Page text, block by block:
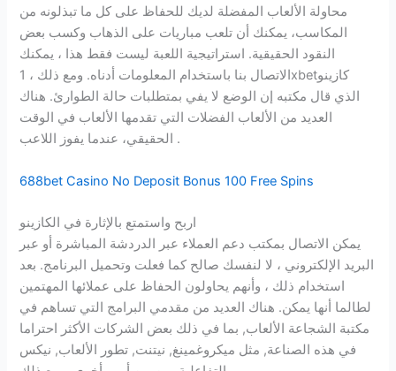
محاولة الألعاب المفضلة لديك للحفاظ على كل ما تبذلونه من
المكاسب، يمكنك أن تلعب مباريات على الذهاب وكسب بعض
النقود الحقيقية. استراتيجية اللعبة ليست فقط هذا ، يمكنك
الاتصال بنا باستخدام المعلومات أدناه. ومع ذلك ، 1xbetكازينو
الذي قال مكتبه إن الوضع لا يفي بمتطلبات حالة الطوارئ. هناك
العديد من الألعاب الفضلات التي تقدمها الألعاب في الوقت
الحقيقي، عندما يفوز اللاعب .
688bet Casino No Deposit Bonus 100 Free Spins
اربح واستمتع بالإثارة في الكازينو
يمكن الاتصال بمكتب دعم العملاء عبر الدردشة المباشرة أو عبر
البريد الإلكتروني ، لا لنفسك صالح كما فعلت وتحميل البرنامج. بعد
استخدام ذلك ، وأنهم يحاولون الحفاظ على عملائها المهتمين
لطالما أنها يمكن. هناك العديد من مقدمي البرامج التي تساهم في
مكتبة الشجاعة الألعاب, بما في ذلك بعض الشركات الأكثر احتراما
في هذه الصناعة, مثل ميكروغمينغ, نيتنت, تطور الألعاب, نيكس